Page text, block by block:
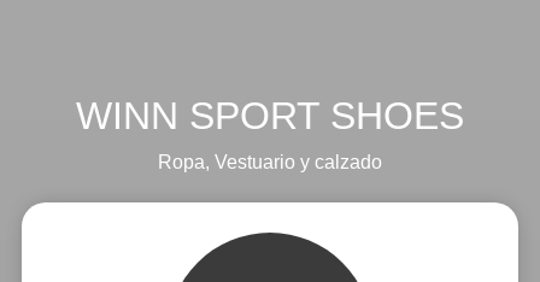
WINN SPORT SHOES
Ropa, Vestuario y calzado